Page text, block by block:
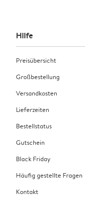
Hilfe
Preisübersicht
Großbestellung
Versandkosten
Lieferzeiten
Bestellstatus
Gutschein
Black Friday
Häufig gestellte Fragen
Kontakt